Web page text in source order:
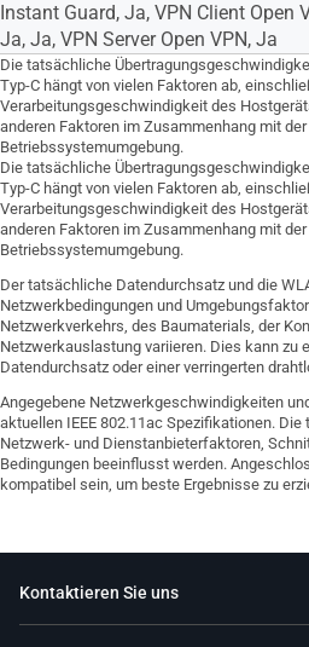
Instant Guard, Ja, VPN Client Open
Ja, Ja, VPN Server Open VPN, Ja
Die tatsächliche
Typ-C hängt von vielen Faktoren ab,
Verarbeitungsgeschwindigkeit des
anderen Faktoren im Zusammenhang mit
Betriebssystemumgebung.
Die tatsächliche
Typ-C hängt von vielen Faktoren ab,
Verarbeitungsgeschwindigkeit des
anderen Faktoren im Zusammenhang mit
Betriebssystemumgebung.
Der tatsächliche Datendurchsatz und die
Netzwerkbedingungen und
Netzwerkverkehrs, des Baumaterials, der
Netzwerkauslastung variieren. Dies kann zu
Datendurchsatz oder einer verringerten
Angegebene Netzwerkgeschwindigkeiten
aktuellen IEEE 802.11ac Spezifikationen.
Netzwerk- und Dienstanbieterfaktoren,
Bedingungen beeinflusst werden.
kompatibel sein, um beste Ergebnisse zu
Kontaktieren Sie uns